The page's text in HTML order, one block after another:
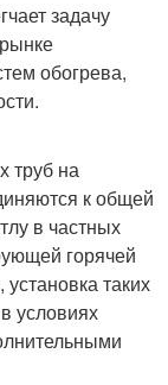
задачу
обогрева,
труб на
к общей
в частных
горячей
таких
условиях